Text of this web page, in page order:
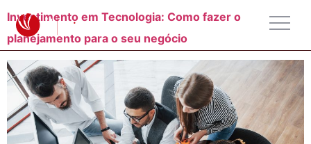
Investimento em Tecnologia: Como fazer o
planejamento para o seu negócio